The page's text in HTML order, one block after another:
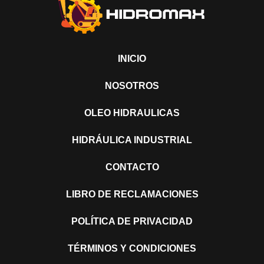
INICIO
NOSOTROS
OLEO HIDRAULICAS
HIDRÁULICA INDUSTRIAL
CONTACTO
LIBRO DE RECLAMACIONES
POLÍTICA DE PRIVACIDAD
TÉRMINOS Y CONDICIONES